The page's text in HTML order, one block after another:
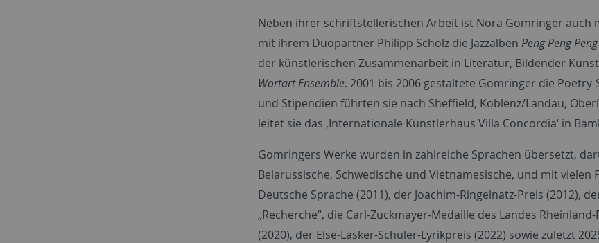
Neben ihrer schriftstellerischen Arbeit ist Nora Gomringer auch
mit ihrem Duopartner Philipp Scholz die Jazzalben Peng Peng Peng
der künstlerischen Zusammenarbeit in Literatur, Bildender
Wortart Ensemble. 2001 bis 2006 gestaltete Gomringer die
und Stipendien führten sie nach Sheffield, Koblenz/Landau,
leitet sie das ‚Internationale Künstlerhaus Villa Concordia‘ in
Gomringers Werke wurden in zahlreiche Sprachen übersetzt,
Belarussische, Schwedische und Vietnamesische, und mit
Deutsche Sprache (2011), der Joachim-Ringelnatz-Preis (2012),
„Recherche“, die Carl-Zuckmayer-Medaille des Landes
(2020), der Else-Lasker-Schüler-Lyrikpreis (2022) sowie zuletzt